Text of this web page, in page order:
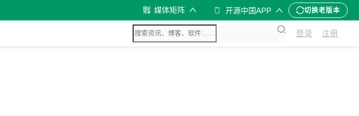
媒体矩阵 开源中国APP 切换老版本
登录 注册